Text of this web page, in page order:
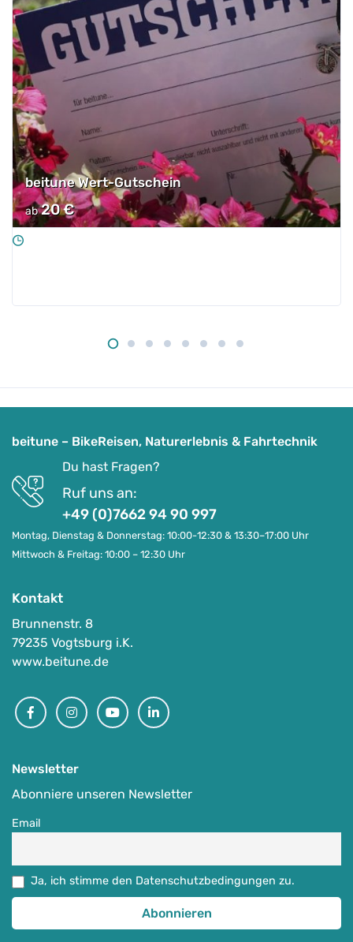
beitune Wert-Gutschein
ab 20€
beitune – BikeReisen, Naturerlebnis & Fahrtechnik
Du hast Fragen?
Ruf uns an:
+49 (0)7662 94 90 997
Montag, Dienstag & Donnerstag: 10:00-12:30 & 13:30–17:00 Uhr
Mittwoch & Freitag: 10:00 – 12:30 Uhr
Kontakt
Brunnenstr. 8
79235 Vogtsburg i.K.
www.beitune.de
FacebookInstagramYoutubeLinkedin
Newsletter
Abonniere unseren Newsletter
Email
Ja, ich stimme den Datenschutzbedingungen zu.